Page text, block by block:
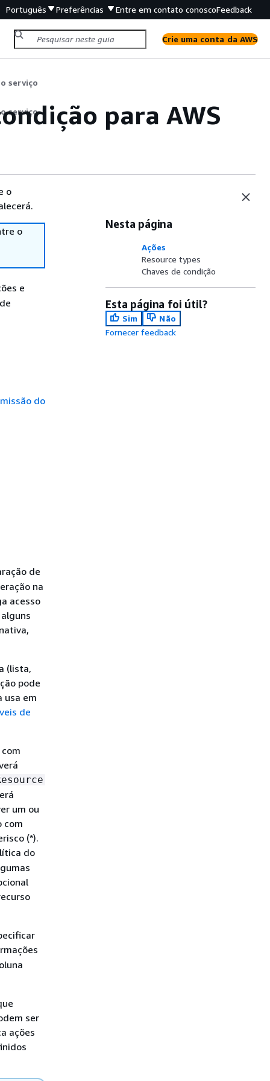
Português Preferências Entre em contato conoscoFeedback
Crie uma conta da AWS
serviço
serviço
para AWS
o
o
e
do
de
na
acesso
(lista,
pode
usa em
de
um ou
com
(*).
do
ser
ações
Nesta página
Ações
Resource types
Chaves de condição
Esta página foi útil?
Sim
Não
Fornecer feedback